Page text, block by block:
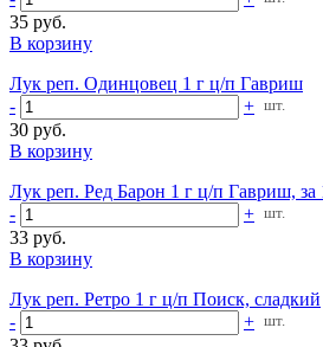
35 руб.
В корзину
Лук реп. Одинцовец 1 г ц/п Гавриш
-
+ шт.
30 руб.
В корзину
Лук реп. Ред Барон 1 г ц/п Гавриш, за
-
+ шт.
33 руб.
В корзину
Лук реп. Ретро 1 г ц/п Поиск, сладкий
-
+ шт.